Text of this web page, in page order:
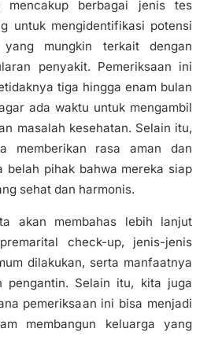
mencakup berbagai jenis tes
untuk mengidentifikasi potensi
yang mungkin terkait dengan
penyakit. Pemeriksaan ini
tiga hingga enam bulan
ada waktu untuk mengambil
masalah kesehatan. Selain itu,
memberikan rasa aman dan
belah pihak bahwa mereka siap
sehat dan harmonis.
akan membahas lebih lanjut
check-up, jenis-jenis
dilakukan, serta manfaatnya
pengantin. Selain itu, kita juga
pemeriksaan ini bisa menjadi
membangun keluarga yang